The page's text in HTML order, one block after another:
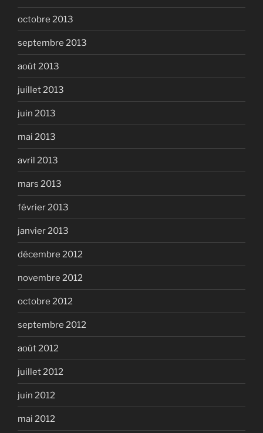
octobre 2013
septembre 2013
août 2013
juillet 2013
juin 2013
mai 2013
avril 2013
mars 2013
février 2013
janvier 2013
décembre 2012
novembre 2012
octobre 2012
septembre 2012
août 2012
juillet 2012
juin 2012
mai 2012